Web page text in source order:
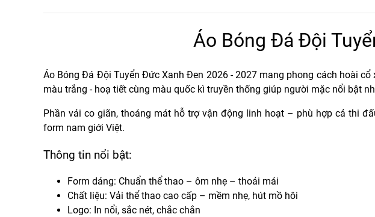
Áo Bóng Đá Đội
Áo Bóng Đá Đội Tuyển Đức Xanh Đen 2026 - 2027mang phong cách hoài cổ
màu trắng - hoạ tiết cùng màu quốc kì truyền thống giúp người mặc nổi bật
Phần vải co giãn, thoáng mát hỗ trợ vận động linh hoạt – phù hợp cả thi
form nam giới Việt.
Thông tin nổi bật:
Form dáng: Chuẩn thể thao – ôm nhẹ – thoải mái
Chất liệu: Vải thể thao cao cấp – mềm nhẹ, hút mồ hôi
Logo: In nổi, sắc nét, chắc chắn